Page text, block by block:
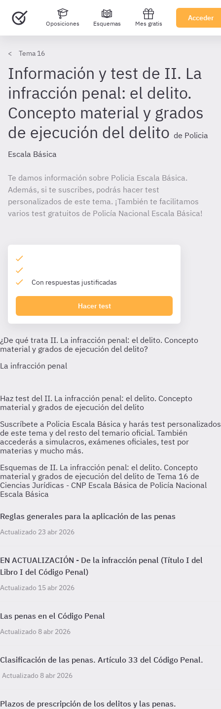
Oposiciones Esquemas Mes gratis
Acceder
Tema 16
Información y test de II. La
infracción penal: el delito.
Concepto material y grados
de ejecución del delito de Policia
Escala Básica
Te damos información sobre Policia Escala Básica.
Además, si te suscribes, podrás hacer test
personalizados de este tema. ¡También te facilitamos
varios test gratuitos de Policía Nacional Escala Básica!
Con respuestas justificadas
Hacer test
Esquemas de II. La infracción penal: el delito. Concepto
material y grados de ejecución del delito de Tema 16 de
Ciencias Jurídicas - CNP Escala Básica de Policía Nacional
Escala Básica
Reglas generales para la aplicación de las penas
Actualizado 23 abr 2026
EN ACTUALIZACIÓN - De la infracción penal (Título I del
Libro I del Código Penal)
Actualizado 15 abr 2026
Las penas en el Código Penal
Actualizado 8 abr 2026
Clasificación de las penas. Artículo 33 del Código Penal.
Actualizado 8 abr 2026
Plazos de prescripción de los delitos y las penas.